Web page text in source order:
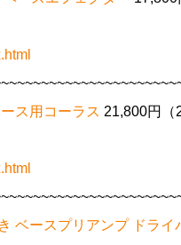
ス用コーラス 21,800円（
ベースプリアンプ ドライ